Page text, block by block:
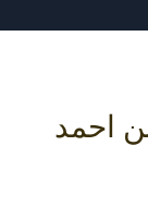
احمد